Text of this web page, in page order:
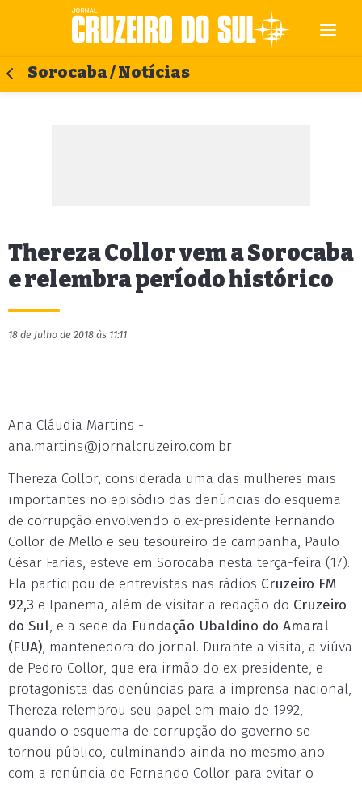
Sorocaba / Notícias
Thereza Collor vem a Sorocaba
e relembra período histórico
18 de Julho de 2018 às 11:11
Ana Cláudia Martins -
ana.martins@jornalcruzeiro.com.br
Thereza Collor, considerada uma das mulheres mais
importantes no episódio das denúncias do esquema
de corrupção envolvendo o ex-presidente Fernando
Collor de Mello e seu tesoureiro de campanha, Paulo
César Farias, esteve em Sorocaba nesta terça-feira (17).
Ela participou de entrevistas nas rádios Cruzeiro FM
92,3 e Ipanema, além de visitar a redação do Cruzeiro
do Sul, e a sede da Fundação Ubaldino do Amaral
(FUA), mantenedora do jornal. Durante a visita, a viúva
de Pedro Collor, que era irmão do ex-presidente, e
protagonista das denúncias para a imprensa nacional,
Thereza relembrou seu papel em maio de 1992,
quando o esquema de corrupção do governo se
tornou público, culminando ainda no mesmo ano
com a renúncia de Fernando Collor para evitar o